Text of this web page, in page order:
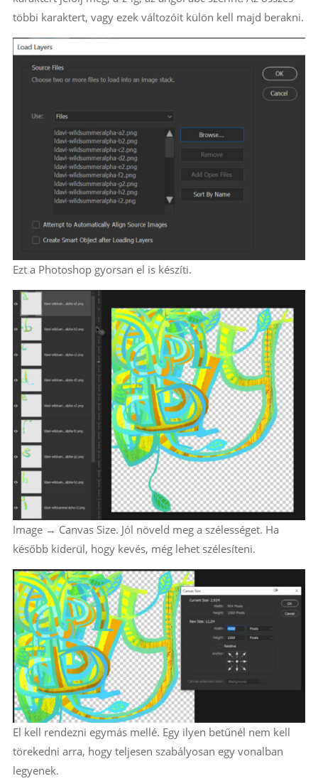
többi karaktert, vagy ezek változóit külön kell majd berakni.
Ezt a Photoshop gyorsan el is készíti.
Image → Canvas Size. Jól növeld meg a szélességet. Ha
később kiderül, hogy kevés, még lehet szélesíteni.
El kell rendezni egymás mellé. Egy ilyen betűnél nem kell
törekedni arra, hogy teljesen szabályosan egy vonalban
legyenek.